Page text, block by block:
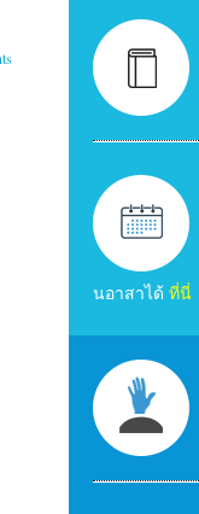
นอาสาได้ ที่นี่